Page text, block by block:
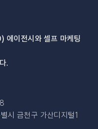
에이전시와셀프 마케팅
.
시 금천구 가산디지털1